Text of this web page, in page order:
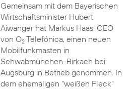
Gemeinsam mit dem Bayerischen
Wirtschaftsminister Hubert
Aiwanger hat Markus Haas, CEO
von O2Telefónica, einen neuen
Mobilfunkmasten in
Schwabmünchen-Birkach bei
Augsburg in Betrieb genommen. In
dem ehemaligen “weißen Fleck”